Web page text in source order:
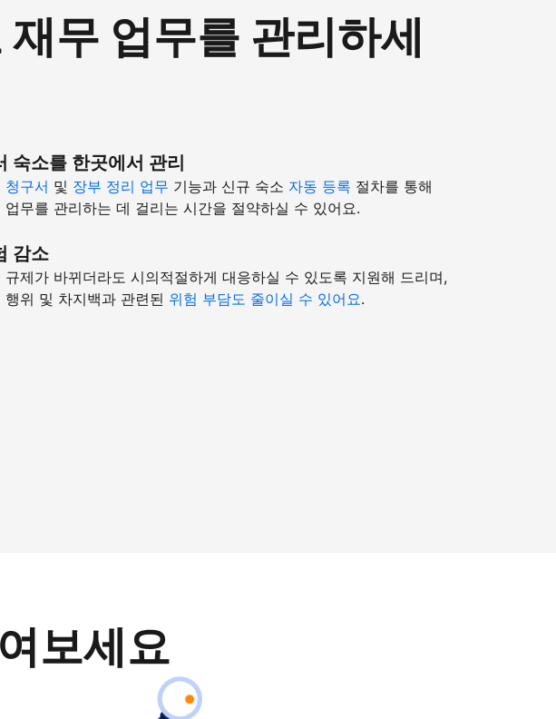
무 업무를 관리하세
숙소를 한곳에서 관리
청구서 및 장부 정리 업무 기능과 신규 숙소 자동 등록 절차를 통해
업무를 관리하는 데 걸리는 시간을 절약하실 수 있어요.
감소
규제가 바뀌더라도 시의적절하게 대응하실 수 있도록 지원해 드리며,
행위 및 차지백과 관련된 위험 부담도 줄이실 수 있어요.
보세요